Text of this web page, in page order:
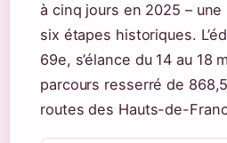
à cinq jours en 2025 –
six étapes historiques.
69e, s’élance du 14 au 18
parcours resserré de
routes des Hauts-de-